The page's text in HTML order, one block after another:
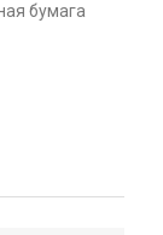
бумага